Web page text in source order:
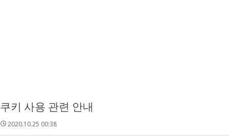
쿠키 사용 관련 안내
2020.10.25 00:38